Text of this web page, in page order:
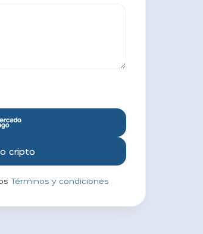
cripto
Términos y condiciones